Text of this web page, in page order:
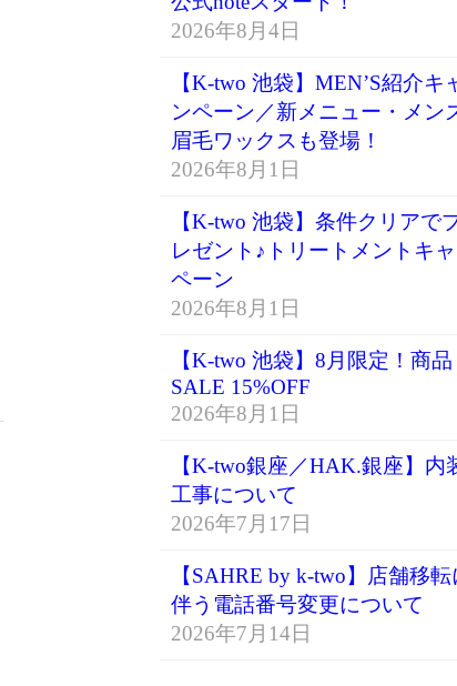
2026年8月4日
【K-two 池袋】MEN’S紹介キ
ンペーン／新メニュー・メン
眉毛ワックスも登場！
2026年8月1日
【K-two 池袋】条件クリアで
レゼント♪トリートメントキ
ペーン
2026年8月1日
【K-two 池袋】8月限定！商品
SALE 15%OFF
2026年8月1日
【K-two銀座／HAK.銀座】内
工事について
2026年7月17日
【SAHRE by k-two】店舗移転
伴う電話番号変更について
2026年7月14日